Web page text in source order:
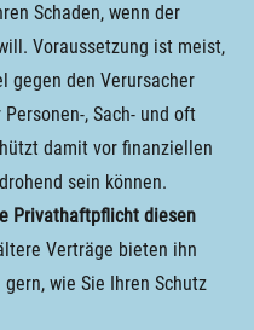
Schaden, wenn der
Voraussetzung ist meist,
gegen den Verursacher
, Sach- und oft
damit vor finanziellen
sein können.
Privathaftpflicht diesen
Verträge bieten ihn
wie Sie Ihren Schutz